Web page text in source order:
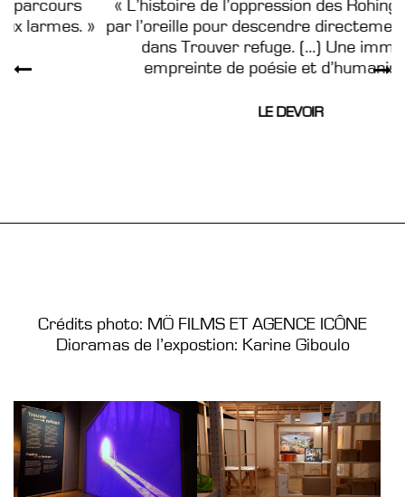
« L’histoire de l’oppression des Rohingyas entre
par l’oreille pour descendre directement au cœur
dans Trouver refuge. (...) Une immersion
empreinte de poésie et d’humanisme. »
Crédits photo: MÖ FILMS ET AGENCE ICÔNE
Dioramas de l’expostion: Karine Giboulo